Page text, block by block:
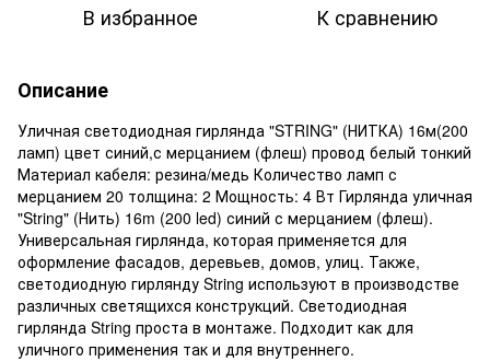
В избранное К сравнению
Описание
Уличная светодиодная гирлянда "STRING" (НИТКА) 16м(200
ламп) цвет синий,с мерцанием (флеш) провод белый тонкий
Материал кабеля: резина/медь Количество ламп с
мерцанием 20 толщина: 2 Мощность: 4 Вт Гирлянда уличная
"String" (Нить) 16m (200 led) синий с мерцанием (флеш).
Универсальная гирлянда, которая применяется для
оформление фасадов, деревьев, домов, улиц. Также,
светодиодную гирлянду String используют в производстве
различных светящихся конструкций. Светодиодная
гирлянда String проста в монтаже. Подходит как для
уличного применения так и для внутреннего.